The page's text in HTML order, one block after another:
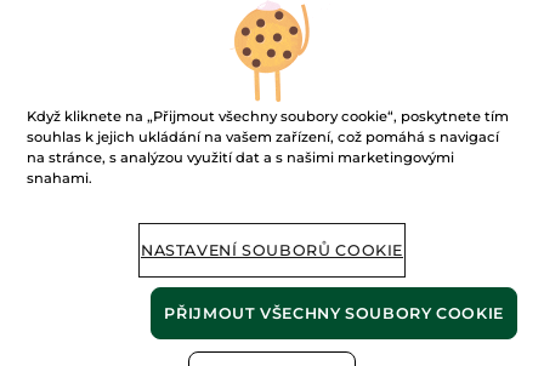
Rozjasňující sérum s
mikroperličkami
Flakon s pumpičkou 30 ml
1250.00 Kč 1790.00 Kč
PŘIDAT DO
KOŠÍKU
Když kliknete na „Přijmout všechny soubory cookie“, poskytnete tím
souhlas k jejich ukládání na vašem zařízení, což pomáhá s navigací
na stránce, s analýzou využití dat a s našimi marketingovými
snahami.
NASTAVENÍ SOUBORŮ COOKIE
PŘIJMOUT VŠECHNY SOUBORY COOKIE